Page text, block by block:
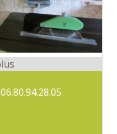
06.80.94.28.05